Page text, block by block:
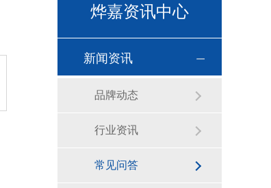
烨嘉资讯中心
新闻资讯
品牌动态
行业资讯
常见问答